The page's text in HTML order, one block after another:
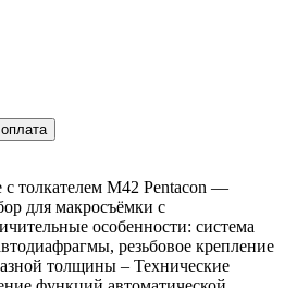
с толкателем М42 Pentacon —
для макросъёмки с
особенности: система
резьбовое крепление
толщины – Технические